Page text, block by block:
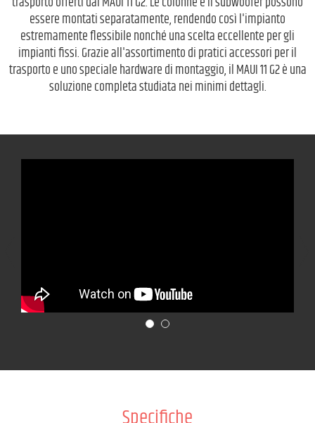
essere montati separatamente, rendendo così l'impianto
estremamente flessibile nonché una scelta eccellente per gli
impianti fissi. Grazie all'assortimento di pratici accessori per il
trasporto e uno speciale hardware di montaggio, il MAUI 11 G2 è una
soluzione completa studiata nei minimi dettagli.